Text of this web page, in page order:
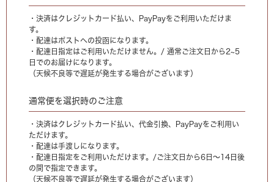
・決済はクレジットカード払い、PayPayをご利用いただけま
す。
・配達はポストへの投函になります。
・配達日指定はご利用いただけません。/ 通常ご注文日から2~5
日でのお届けになります。
（天候不良等で遅延が発生する場合がございます）
通常便を選択時のご注意
・決済はクレジットカード払い、代金引換、PayPayをご利用い
ただけます。
・配達は手渡しになります。
・配達日指定をご利用いただけます。/ご注文日から6日〜14日後
の間で指定できます。
（天候不良等で遅延が発生する場合がございます）